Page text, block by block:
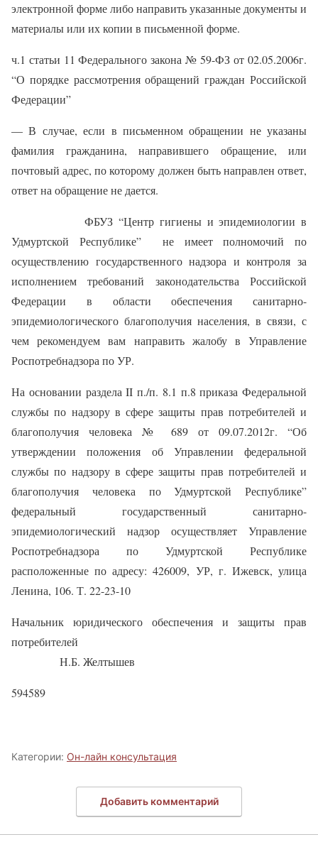
электронной форме либо направить указанные документы и
материалы или их копии в письменной форме.
ч.1 статьи 11 Федерального закона № 59-ФЗ от 02.05.2006г.
“О порядке рассмотрения обращений граждан Российской
Федерации”
— В случае, если в письменном обращении не указаны
фамилия гражданина, направившего обращение, или
почтовый адрес, по которому должен быть направлен ответ,
ответ на обращение не дается.
ФБУЗ “Центр гигиены и эпидемиологии в
Удмуртской Республике” не имеет полномочий по
осуществлению государственного надзора и контроля за
исполнением требований законодательства Российской
Федерации в области обеспечения санитарно-
эпидемиологического благополучия населения, в связи, с
чем рекомендуем вам направить жалобу в Управление
Роспотребнадзора по УР.
На основании раздела II п./п. 8.1 п.8 приказа Федеральной
службы по надзору в сфере защиты прав потребителей и
благополучия человека № 689 от 09.07.2012г. “Об
утверждении положения об Управлении федеральной
службы по надзору в сфере защиты прав потребителей и
благополучия человека по Удмуртской Республике”
федеральный государственный санитарно-
эпидемиологический надзор осуществляет Управление
Роспотребнадзора по Удмуртской Республике
расположенные по адресу: 426009, УР, г. Ижевск, улица
Ленина, 106. Т. 22-23-10
Начальник юридического обеспечения и защиты прав
потребителей
Н.Б. Желтышев
594589
Категории: Он-лайн консультация
Добавить комментарий